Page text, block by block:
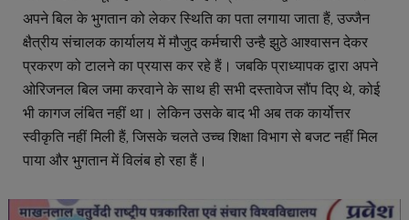
अपने बिल के भुगतान को लेकर स्थिति का पता लगाया जाता हैं, उज्जैन
क्षैत्रीय संचालक कार्यालय में मौजुद कर्मचारी उन्है झुठे आश्वासन देकर
प्रकरण को टालने का प्रयास कर रहे हैं। जबकि प्राध्यापक द्वारा अपने
ओरिजनल बिल जमा करवाने के साथ ही सभी दस्तावेज सौंप दिए थे, कोई
भी कागज लंबित नहीं था। लेकिन उसके बाद भी अब तक कार्योत्तर
स्वीकृति नहीं मिली हैं, जिसके चलते उच्च शिक्षा विभाग से बजट नहीं मिल
पाया और भुगतान में विलंब हो रहा हैं।